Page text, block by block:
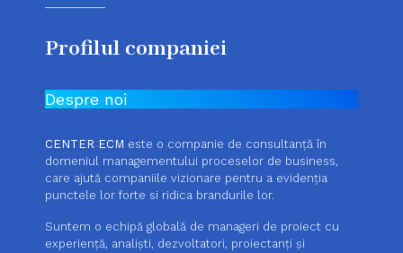
Profilul companiei
Despre noi
CENTER ECM este o companie de consultanță în
domeniul managementului proceselor de business,
care ajută companiile vizionare pentru a evidenția
punctele lor forte si ridica brandurile lor.
Suntem o echipă globală de manageri de proiect cu
experiență, analiști, dezvoltatori, proiectanți și